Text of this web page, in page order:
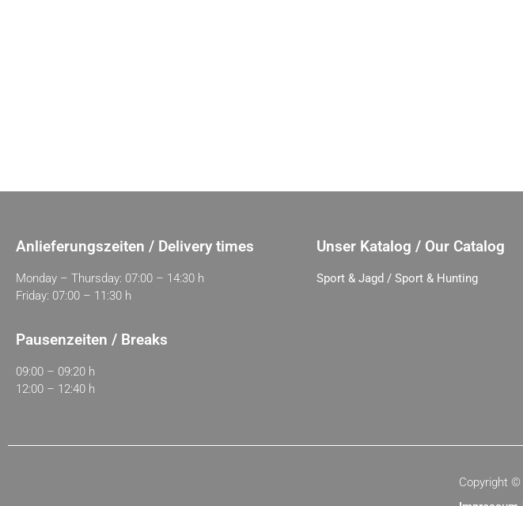
Anlieferungszeiten / Delivery times
Monday – Thursday: 07:00 – 14:30 h
Friday: 07:00 – 11:30 h
Pausenzeiten / Breaks
09:00 – 09:20 h
12:00 – 12:40 h
Unser Katalog / Our Catalog
Sport & Jagd / Sport & Hunting
Copyright ©